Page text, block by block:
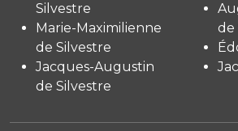
Silvestre
Marie-Maximilienne
de Silvestre
Jacques-Augustin
de Silvestre
de